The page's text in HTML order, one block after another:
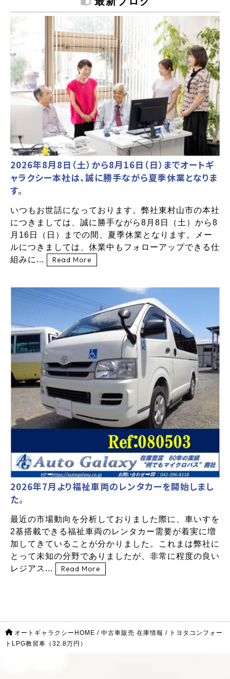
2026年8月8日（土）から8月16日（日）までオートギ
ャラクシー本社は、誠に勝手ながら夏季休業となりま
す。
いつもお世話になっております。弊社東村山市の本社
につきましては、誠に勝手ながら8月8日（土）から8
月16日（日）までの間、夏季休業となります。メー
ルにつきましては、休業中もフォローアップできる仕
組みに...
Read More
2026年7月より福祉車両のレンタカーを開始しまし
た。
最近の市場動向を分析しておりました際に、車いすを
2基搭載できる福祉車両のレンタカー需要が着実に増
加してきていることが分かりました。これまは弊社に
とって未知の分野でありましたが、非常に程度の良い
レジアス...
Read More
オートギャラクシーHOME / 中古車販売 在庫情報 / トヨタコンフォー
トLPG教習車（32.8万円）